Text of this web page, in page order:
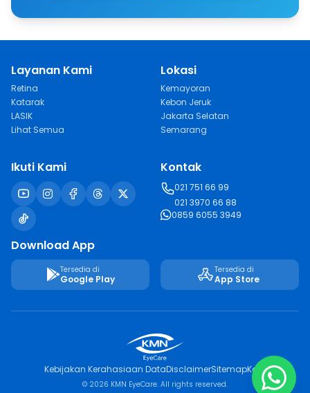
Layanan Kami
Retina
Katarak
LASIK
Lihat Semua
Lokasi
Kemayoran
Kebon Jeruk
Jakarta Selatan
Semarang
Ikuti Kami Kontak
021 751 66 99
021 3970 66 88
0859 6055 3949
Download App
Tersedia di
Google Play
Tersedia di
App Store
Kebijakan Kerahasiaan DataDisclaimerSitemapKarir
© 2026 KMN EyeCare. All rights reserved.